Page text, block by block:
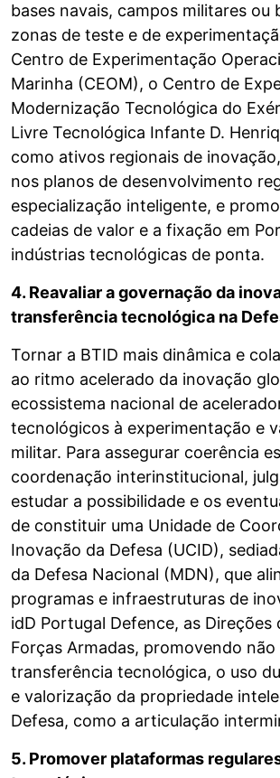
bases navais, campos militares ou
zonas de teste e de
Centro de Experimentação
Marinha (CEOM), o Centro de
Modernização Tecnológica do
Livre Tecnológica Infante D.
como ativos regionais de
nos planos de desenvolvimento
especialização inteligente, e
cadeias de valor e a fixação em
indústrias tecnológicas de ponta.
4. Reavaliar a governação da
transferência tecnológica na
Tornar a BTID mais dinâmica e
ao ritmo acelerado da inovação
ecossistema nacional de
tecnológicos à experimentação e
militar. Para assegurar coerência
coordenação interinstitucional,
estudar a possibilidade e os
de constituir uma Unidade de
Inovação da Defesa (UCID),
da Defesa Nacional (MDN), que
programas e infraestruturas de
idD Portugal Defence, as Direções
Forças Armadas, promovendo não
transferência tecnológica, o uso
e valorização da propriedade
Defesa, como a articulação
5. Promover plataformas